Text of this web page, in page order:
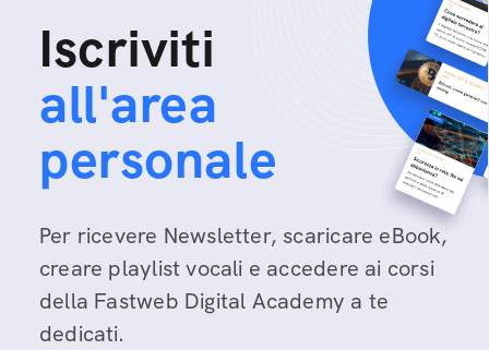
Iscriviti
all'area
personale
Per ricevere Newsletter, scaricare eBook,
creare playlist vocali e accedere ai corsi
della Fastweb Digital Academy a te
dedicati.